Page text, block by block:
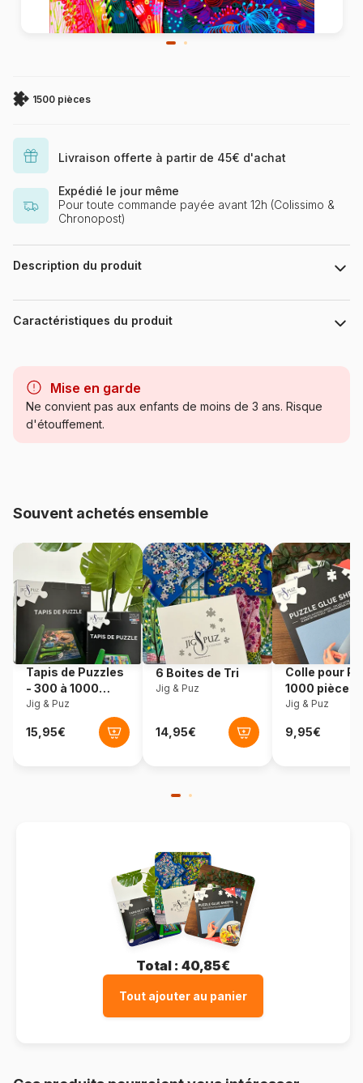
1500 pièces
Livraison offerte à partir de 45€ d'achat
Expédié le jour même
Pour toute commande payée avant 12h (Colissimo &
Chronopost)
Description du produit
Noemi Ibarz
Caractéristiques du produit
Catégorie Puzzles - Art
Référence Enjoy-Puzzle-2237
EAN 5949194022373
Nombre de pièces 1500 pièces
Dimensions 68 x 48 cm
Mise en garde
Ne convient pas aux enfants de moins de 3 ans. Risque
d'étouffement.
Souvent achetés ensemble
Tapis de Puzzles
- 300 à 1000
pièces
Jig & Puz
6 Boites de Tri
Jig & Puz
Colle pour
1000 pièces
Jig & Puz
Total : 40,85€
Tout ajouter au panier